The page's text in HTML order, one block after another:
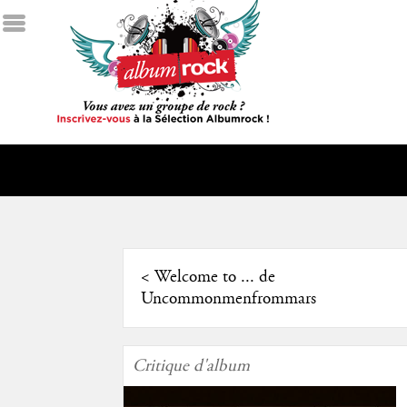
< Welcome to ... de
Uncommonmenfrommars
Critique d'album